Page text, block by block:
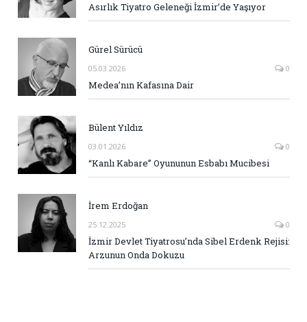
Asırlık Tiyatro Geleneği İzmir’de Yaşıyor
Gürel Sürücü
05.03.2026 0
Medea’nın Kafasına Dair
Bülent Yıldız
03.01.2026 0
“Kanlı Kabare” Oyununun Esbabı Mucibesi
İrem Erdoğan
25.12.2025 0
İzmir Devlet Tiyatrosu’nda Sibel Erdenk Rejisi:
Arzunun Onda Dokuzu